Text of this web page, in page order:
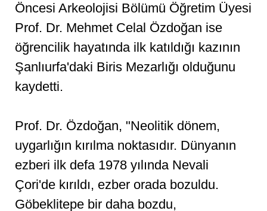
Öncesi Arkeolojisi Bölümü Öğretim Üyesi
Prof. Dr. Mehmet Celal Özdoğan ise
öğrencilik hayatında ilk katıldığı kazının
Şanlıurfa'daki Biris Mezarlığı olduğunu
kaydetti.
Prof. Dr. Özdoğan, "Neolitik dönem,
uygarlığın kırılma noktasıdır. Dünyanın
ezberi ilk defa 1978 yılında Nevali
Çori'de kırıldı, ezber orada bozuldu.
Göbeklitepe bir daha bozdu,